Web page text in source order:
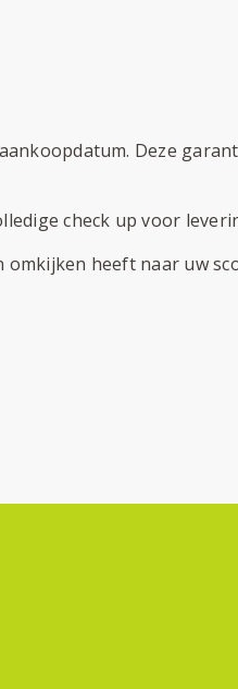
Deze
check up voor
heeft naar uw